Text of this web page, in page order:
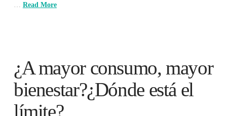
… Read More
¿A mayor consumo, mayor
bienestar?¿Dónde está el
límite?